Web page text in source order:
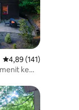
Nilai rata-rata 4,89 dari
4,89 (141)
ke